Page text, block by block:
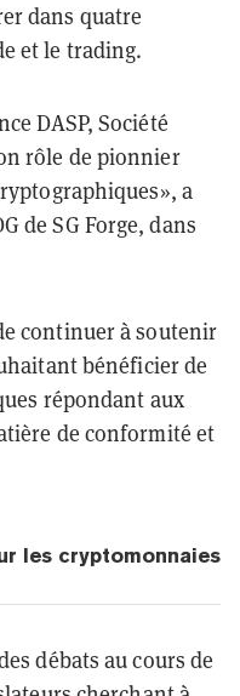
dans quatre
et le trading.
DASP, Société
rôle de pionnier
a
de SG Forge, dans
continuer à soutenir
bénéficier de
répondant aux
de conformité et
les cryptomonnaies
débats au cours de